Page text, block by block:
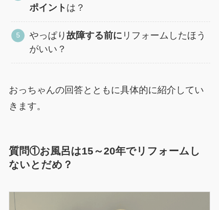
ポイントは？
やっぱり故障する前に リフォームしたほう
がいい？
おっちゃんの回答とともに具体的に紹介してい
きます。
質問①お風呂は15～20年でリフォームし
ないとだめ？